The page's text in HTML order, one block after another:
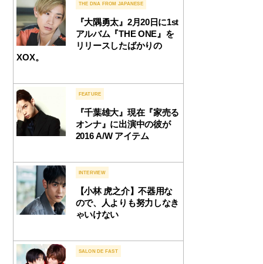
THE DNA FROM JAPANESE
『大隅勇太』2月20日に1st
アルバム『THE ONE』を
リリースしたばかりの
XOX。
FEATURE
『千葉雄大』現在『家売る
オンナ』に出演中の彼が
2016 A/W アイテム
INTERVIEW
【小林 虎之介】不器用な
ので、人よりも努力しなき
ゃいけない
SALON DE FAST